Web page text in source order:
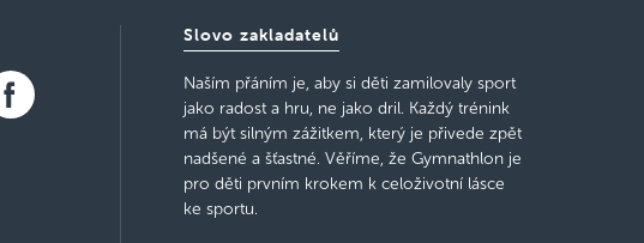
Slovo zakladatelů
Naším přáním je, aby si děti zamilovaly sport
jako radost a hru, ne jako dril. Každý trénink
má být silným zážitkem, který je přivede zpět
nadšené a šťastné. Věříme, že Gymnathlon je
pro děti prvním krokem k celoživotní lásce
ke sportu.